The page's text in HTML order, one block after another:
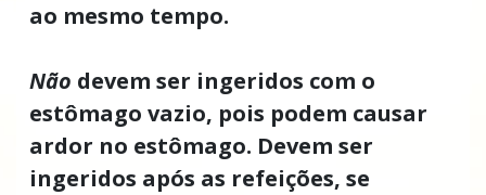
ao mesmo tempo.
Não devem ser ingeridos com o
estômago vazio, pois podem causar
ardor no estômago. Devem ser
ingeridos após as refeições, se